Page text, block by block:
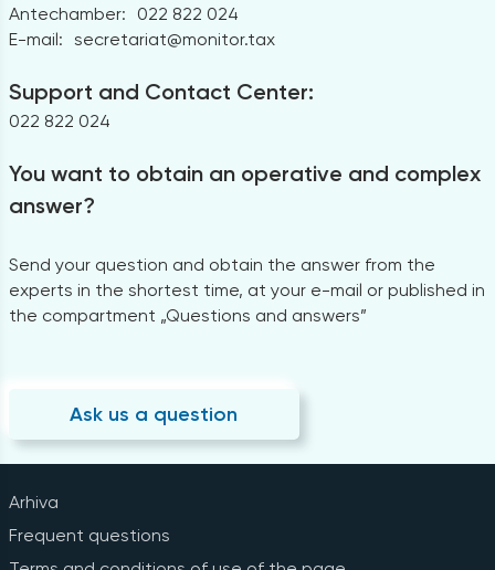
Antechamber:
022 822 024
E-mail: secretariat@monitor.tax
Support and Contact Center:
022 822 024
You want to obtain an operative and complex
answer?
Send your question and obtain the answer from the
experts in the shortest time, at your e-mail or published in
the compartment „Questions and answers”
Ask us a question
Arhiva
Frequent questions